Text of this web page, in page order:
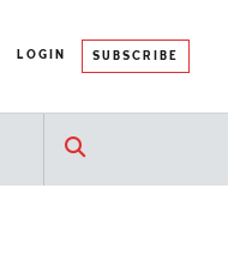
LOGIN SUBSCRIBE